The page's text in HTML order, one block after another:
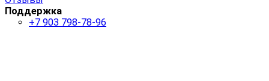
Поддержка
+7 903 798-78-96